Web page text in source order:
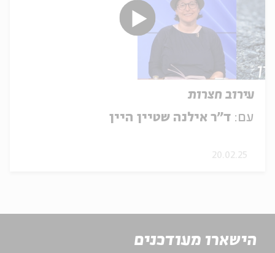
עירוב חצרות
עם: ד"ר אילנה שטיין היין
20.02.25
הישארו מעודכנים